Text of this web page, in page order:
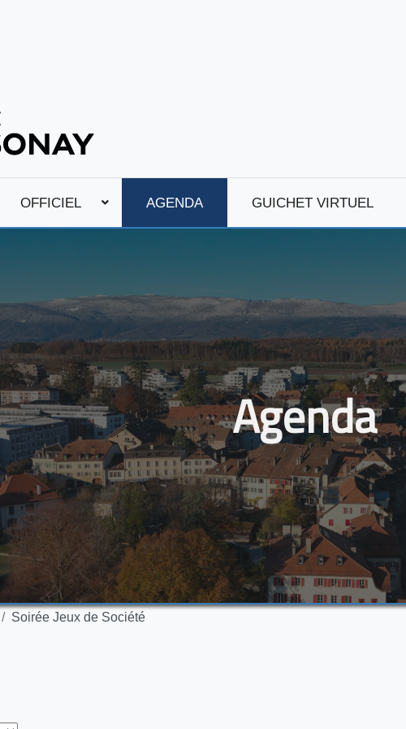
OFFICIEL AGENDA GUICHET VIRTUEL
Agenda
Soirée Jeux de Société